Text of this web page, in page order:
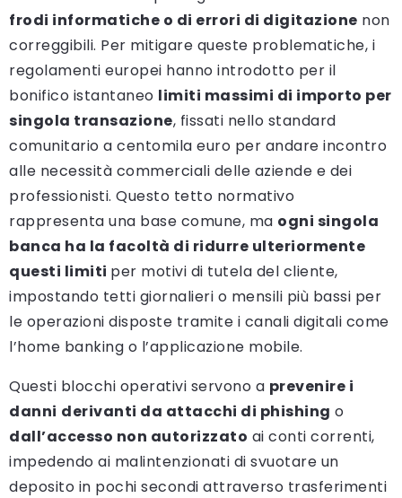
frodi informatiche o di errori di digitazione non
correggibili. Per mitigare queste problematiche, i
regolamenti europei hanno introdotto per il
bonifico istantaneo limiti massimi di importo per
singola transazione, fissati nello standard
comunitario a centomila euro per andare incontro
alle necessità commerciali delle aziende e dei
professionisti. Questo tetto normativo
rappresenta una base comune, ma ogni singola
banca ha la facoltà di ridurre ulteriormente
questi limiti per motivi di tutela del cliente,
impostando tetti giornalieri o mensili più bassi per
le operazioni disposte tramite i canali digitali come
l’home banking o l’applicazione mobile.
Questi blocchi operativi servono a prevenire i
danni derivanti da attacchi di phishing o
dall’accesso non autorizzato ai conti correnti,
impedendo ai malintenzionati di svuotare un
deposito in pochi secondi attraverso trasferimenti